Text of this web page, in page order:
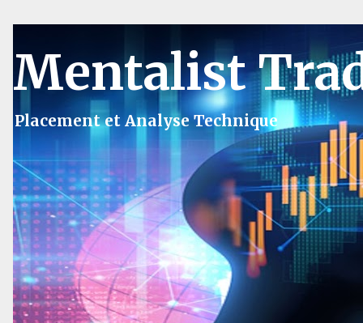
Mentalist
Placement et Analyse Technique